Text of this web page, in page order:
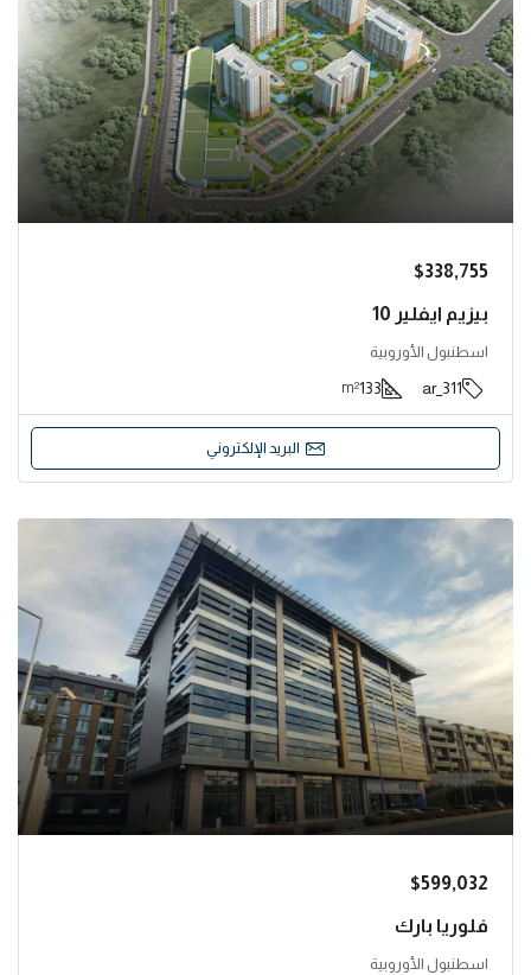
$338,755
بيزيم ايفلير 10
اسطنبول الأوروبية
311_ar
133
m²
البريد الإلكتروني
$599,032
فلوريا بارك
اسطنبول الأوروبية